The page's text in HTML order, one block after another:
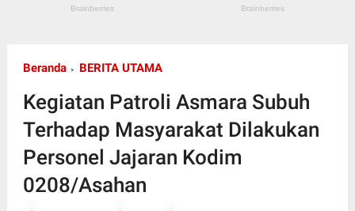
Beranda BERITA UTAMA
Kegiatan Patroli Asmara Subuh
Terhadap Masyarakat Dilakukan
Personel Jajaran Kodim
0208/Asahan